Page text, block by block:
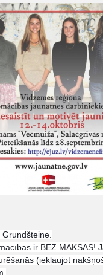
ir BEZ MAKSAS!
(iekļaujot